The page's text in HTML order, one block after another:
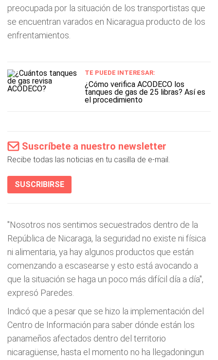
preocupada por la situación de los transportistas que
se encuentran varados en Nicaragua producto de los
enfrentamientos.
TE PUEDE INTERESAR:
¿Cómo verifica ACODECO los
tanques de gas de 25 libras? Así es
el procedimiento
Suscríbete a nuestro newsletter
Recibe todas las noticias en tu casilla de e-mail.
SUSCRIBIRSE
"Nosotros nos sentimos secuestrados dentro de la
República de Nicaraga, la seguridad no existe ni física
ni alimentaria, ya hay algunos productos que están
comenzando a escasearse y esto está avocando a
que la situación se haga un poco más difícil día a día",
expresó Paredes.
Indicó que a pesar que se hizo la implementación del
Centro de Información para saber dónde están los
panameños afectados dentro del territorio
nicaragüense, hasta el momento no ha llegadoningun